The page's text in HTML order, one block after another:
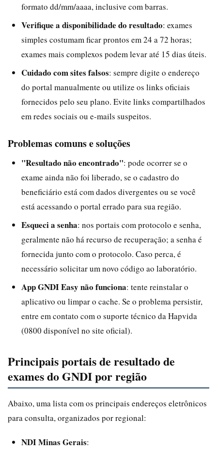
formato dd/mm/aaaa, inclusive com barras.
Verifique a disponibilidade do resultado: exames
simples costumam ficar prontos em 24 a 72 horas;
exames mais complexos podem levar até 15 dias úteis.
Cuidado com sites falsos: sempre digite o endereço
do portal manualmente ou utilize os links oficiais
fornecidos pelo seu plano. Evite links compartilhados
em redes sociais ou e-mails suspeitos.
Problemas comuns e soluções
"Resultado não encontrado": pode ocorrer se o
exame ainda não foi liberado, se o cadastro do
beneficiário está com dados divergentes ou se você
está acessando o portal errado para sua região.
Esqueci a senha: nos portais com protocolo e senha,
geralmente não há recurso de recuperação; a senha é
fornecida junto com o protocolo. Caso perca, é
necessário solicitar um novo código ao laboratório.
App GNDI Easy não funciona: tente reinstalar o
aplicativo ou limpar o cache. Se o problema persistir,
entre em contato com o suporte técnico da Hapvida
(0800 disponível no site oficial).
Principais portais de resultado de
exames do GNDI por região
Abaixo, uma lista com os principais endereços eletrônicos
para consulta, organizados por regional:
NDI Minas Gerais: